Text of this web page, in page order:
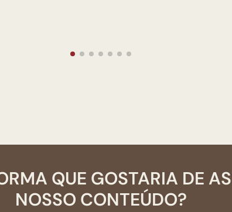
QUE GOSTARIA DE
NOSSO CONTEÚDO?